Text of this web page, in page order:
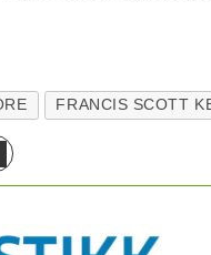
FRANCIS SCOTT